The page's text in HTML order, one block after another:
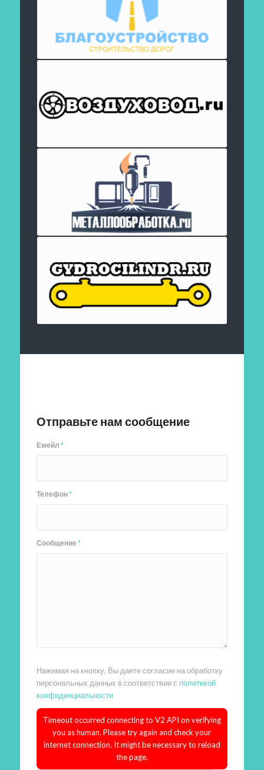
Отправьте нам сообщение
Емейл*
Телефон*
Сообщение*
Нажимая на кнопку, Вы даете согласие на обработку
персональных данных в соответствии с политикой
конфиденциальности
Timeout occurred connecting to V2 API on verifying
you as human. Please try again and check your
internet connection. It might be necessary to reload
the page.